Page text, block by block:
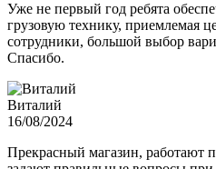
Уже не первый год ребята
грузовую технику, приемлемая
сотрудники, большой выбор
Спасибо.
Виталий
16/08/2024
Прекрасный магазин, работают